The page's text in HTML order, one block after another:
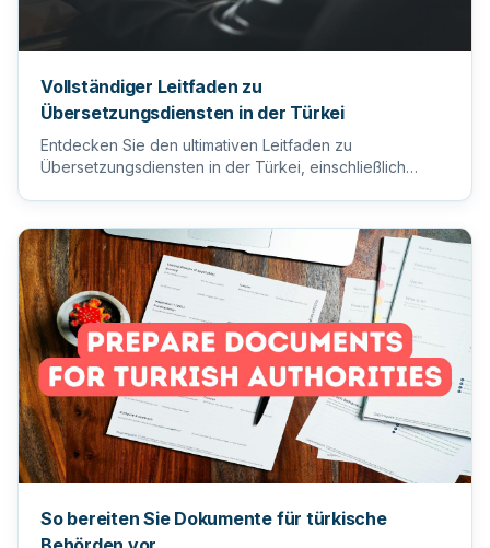
Vollständiger Leitfaden zu
Übersetzungsdiensten in der Türkei
Entdecken Sie den ultimativen Leitfaden zu
Übersetzungsdiensten in der Türkei, einschließlich
So bereiten Sie Dokumente für türkische